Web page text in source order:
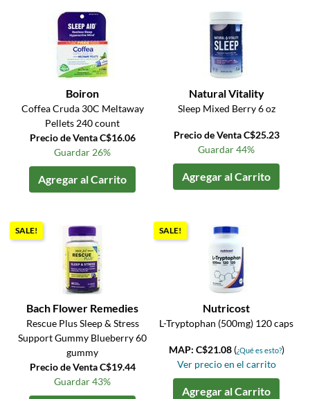
Boiron
Coffea Cruda 30C Meltaway
Pellets 240 count
Precio de Venta C$16.06
Guardar 26%
Agregar al Carrito
Natural Vitality
Sleep Mixed Berry 6 oz
Precio de Venta C$25.23
Guardar 44%
Agregar al Carrito
SALE!
Bach Flower Remedies
Rescue Plus Sleep & Stress
Support Gummy Blueberry 60
gummy
Precio de Venta C$19.44
Guardar 43%
SALE!
Nutricost
L-Tryptophan (500mg) 120 caps
MAP: C$21.08 (¿Qué es esto?)
Ver precio en el carrito
Agregar al Carrito